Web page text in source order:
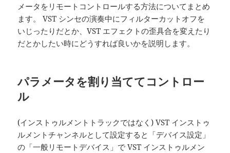
メータをリモートコントロールする方法についてまとめ
ます。 VST シンセの演奏中にフィルターカットオフを
いじったりだとか、VST エフェクトの歪具合を変えたり
だとかしたい時にどうすれば良いかを説明します。
パラメータを割り当ててコントロー
ル
(インストゥルメントトラックではなく) VST インストゥ
ルメントチャンネルとして設定すると「デバイス設定」
の「一般リモートデバイス」で VST インストゥルメン